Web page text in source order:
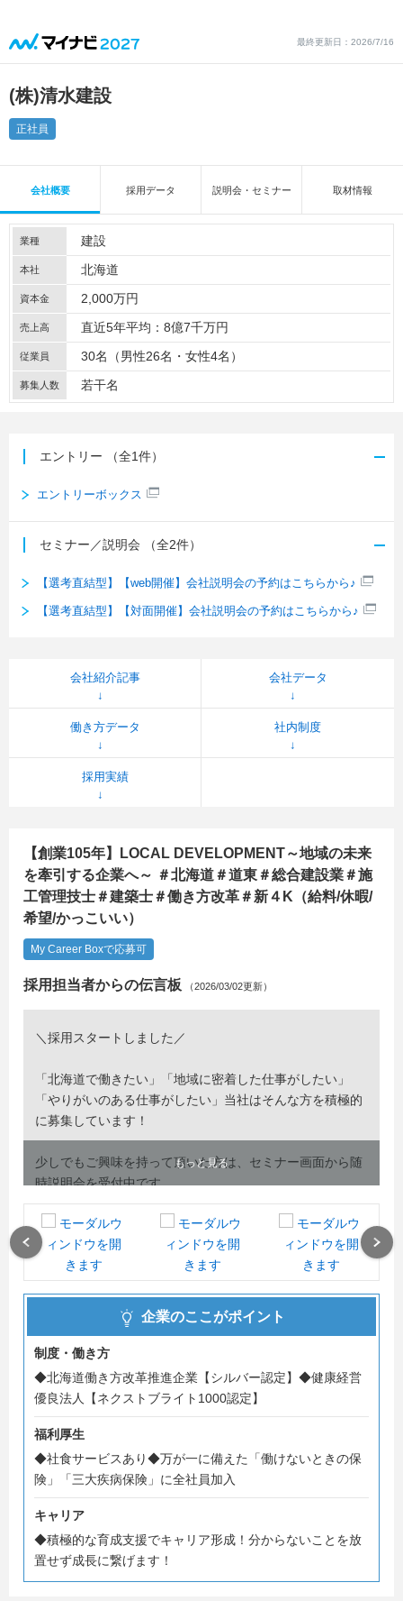
最終更新日：2026/7/16
(株)清水建設
正社員
会社概要 採用データ 説明会・セミナー 取材情報
業種 建設
本社 北海道
資本金 2,000万円
売上高 直近5年平均：8億7千万円
従業員 30名（男性26名・女性4名）
募集人数 若干名
エントリー （全1件）
エントリーボックス
セミナー／説明会 （全2件）
【選考直結型】【web開催】会社説明会の予約はこちらから♪
【選考直結型】【対面開催】会社説明会の予約はこちらから♪
会社紹介記事 会社データ
働き方データ 社内制度
採用実績
【創業105年】LOCAL DEVELOPMENT～地域の未来
を牽引する企業へ～ ＃北海道＃道東＃総合建設業＃施
工管理技士＃建築士＃働き方改革＃新４K（給料/休暇/
希望/かっこいい）
My Career Boxで応募可
採用担当者からの伝言板 （2026/03/02更新）
＼採用スタートしました／
「北海道で働きたい」「地域に密着した仕事がしたい」
「やりがいのある仕事がしたい」当社はそんな方を積極的
に募集しています！
少しでもご興味を持って頂いた方は、セミナー画面から随
時説明会を受付中です。
地方就職の魅力を最大限にお伝えします！
もっと見る
企業のここがポイント
制度・働き方
◆北海道働き方改革推進企業【シルバー認定】◆健康経営
優良法人【ネクストブライト1000認定】
福利厚生
◆社食サービスあり◆万が一に備えた「働けないときの保
険」「三大疾病保険」に全社員加入
キャリア
◆積極的な育成支援でキャリア形成！分からないことを放
置せず成長に繋げます！